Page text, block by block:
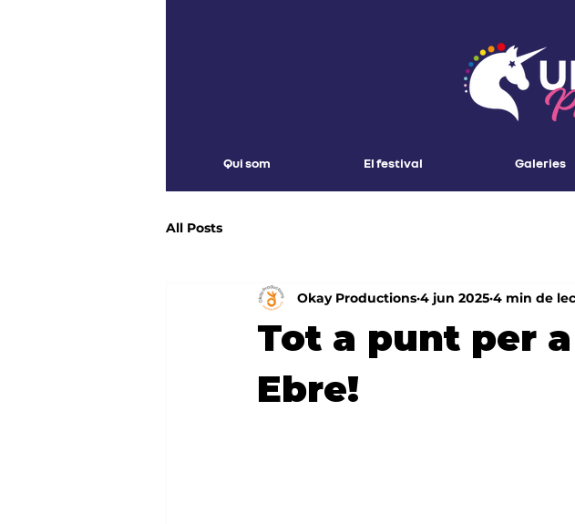
Qui som El festival Galeries
All Posts
Tot a punt per
Ebre!
Okay Productions 4 jun 2025 4 min de